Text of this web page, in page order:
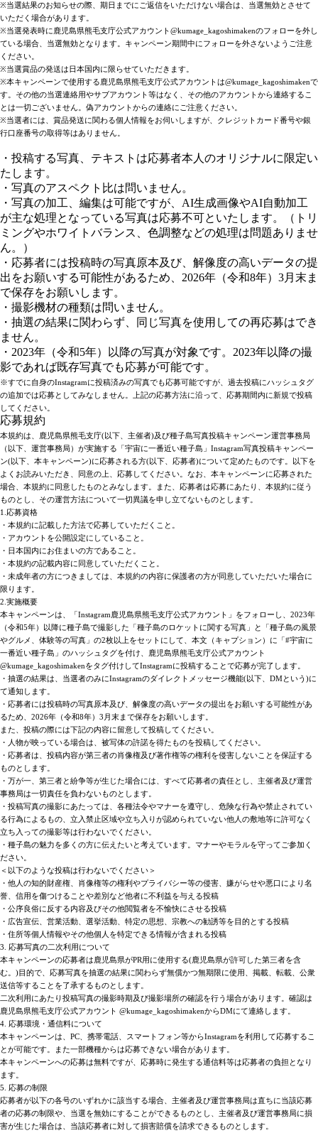
※当選結果のお知らせの際、期日までにご返信をいただけない場合は、当選無効とさせて
いただく場合があります。
※当選発表時に鹿児島県熊毛支庁公式アカウント@kumage_kagoshimakenのフォローを外し
ている場合、当選無効となります。キャンペーン期間中にフォローを外さないようご注意
ください。
※当選賞品の発送は日本国内に限らせていただきます。
※本キャンペーンで使用する鹿児島県熊毛支庁公式アカウントは@kumage_kagoshimakenで
す。その他の当選連絡用やサブアカウント等はなく、その他のアカウントから連絡するこ
とは一切ございません。偽アカウントからの連絡にご注意ください。
※当選者には、賞品発送に関わる個人情報をお伺いしますが、クレジットカード番号や銀
行口座番号の取得等はありません。
・投稿する写真、テキストは応募者本人のオリジナルに限定い
たします。
・写真のアスペクト比は問いません。
・写真の加工、編集は可能ですが、AI生成画像やAI自動加工
が主な処理となっている写真は応募不可といたします。（トリ
ミングやホワイトバランス、色調整などの処理は問題ありませ
ん。）
・応募者には投稿時の写真原本及び、解像度の高いデータの提
出をお願いする可能性があるため、2026年（令和8年）3月末ま
で保存をお願いします。
・撮影機材の種類は問いません。
・抽選の結果に関わらず、同じ写真を使用しての再応募はでき
ません。
・2023年（令和5年）以降の写真が対象です。2023年以降の撮
影であれば既存写真でも応募が可能です。
※すでに自身のInstagramに投稿済みの写真でも応募可能ですが、過去投稿にハッシュタグ
の追加では応募としてみなしません。上記の応募方法に沿って、応募期間内に新規で投稿
してください。
応募規約
本規約は、鹿児島県熊毛支庁(以下、主催者)及び種子島写真投稿キャンペーン運営事務局
（以下、運営事務局）が実施する「宇宙に一番近い種子島」Instagram写真投稿キャンペー
ン(以下、本キャンペーン)に応募される方(以下、応募者)について定めたものです。以下を
よくお読みいただき、同意の上、応募してください。なお、本キャンペーンに応募された
場合、本規約に同意したものとみなします。また、応募者は応募にあたり、本規約に従う
ものとし、その運営方法について一切異議を申し立てないものとします。
1.応募資格
・本規約に記載した方法で応募していただくこと。
・アカウントを公開設定にしていること。
・日本国内にお住まいの方であること。
・本規約の記載内容に同意していただくこと。
・未成年者の方につきましては、本規約の内容に保護者の方が同意していただいた場合に
限ります。
2.実施概要
本キャンペーンは、「Instagram鹿児島県熊毛支庁公式アカウント」をフォローし、2023年
（令和5年）以降に種子島で撮影した「種子島のロケットに関する写真」と「種子島の風景
やグルメ、体験等の写真」の2枚以上をセットにして、本文（キャプション）に「#宇宙に
一番近い種子島」のハッシュタグを付け、鹿児島県熊毛支庁公式アカウント
@kumage_kagoshimakenをタグ付けしてInstagramに投稿することで応募が完了します。
・抽選の結果は、当選者のみにInstagramのダイレクトメッセージ機能(以下、DMという)に
て通知します。
・応募者には投稿時の写真原本及び、解像度の高いデータの提出をお願いする可能性があ
るため、2026年（令和8年）3月末まで保存をお願いします。
また、投稿の際には下記の内容に留意して投稿してください。
・人物が映っている場合は、被写体の許諾を得たものを投稿してください。
・応募者は、投稿内容が第三者の肖像権及び著作権等の権利を侵害しないことを保証する
ものとします。
・万が一、第三者と紛争等が生じた場合には、すべて応募者の責任とし、主催者及び運営
事務局は一切責任を負わないものとします。
・投稿写真の撮影にあたっては、各種法令やマナーを遵守し、危険な行為や禁止されてい
る行為によるもの、立入禁止区域や立ち入りが認められていない他人の敷地等に許可なく
立ち入っての撮影等は行わないでください。
・種子島の魅力を多くの方に伝えたいと考えています。マナーやモラルを守ってご参加く
ださい。
＜以下のような投稿は行わないでください＞
・他人の知的財産権、肖像権等の権利やプライバシー等の侵害、嫌がらせや悪口により名
誉、信用を傷つけることや差別など他者に不利益を与える投稿
・公序良俗に反する内容及びその他閲覧者を不愉快にさせる投稿
・広告宣伝、営業活動、選挙活動、特定の思想、宗教への勧誘等を目的とする投稿
・住所等個人情報やその他個人を特定できる情報が含まれる投稿
3. 応募写真の二次利用について
本キャンペーンの応募者は鹿児島県がPR用に使用する(鹿児島県が許可した第三者を含
む。)目的で、応募写真を抽選の結果に関わらず無償かつ無期限に使用、掲載、転載、公衆
送信等することを了承するものとします。
二次利用にあたり投稿写真の撮影時期及び撮影場所の確認を行う場合があります。確認は
鹿児島県熊毛支庁公式アカウント @kumage_kagoshimakenからDMにて連絡します。
4. 応募環境・通信料について
本キャンペーンは、PC、携帯電話、スマートフォン等からInstagramを利用して応募するこ
とが可能です。また一部機種からは応募できない場合があります。
本キャンペーンへの応募は無料ですが、応募時に発生する通信料等は応募者の負担となり
ます。
5. 応募の制限
応募者が以下の各号のいずれかに該当する場合、主催者及び運営事務局は直ちに当該応募
者の応募の制限や、当選を無効にすることができるものとし、主催者及び運営事務局に損
害が生じた場合は、当該応募者に対して損害賠償を請求できるものとします。